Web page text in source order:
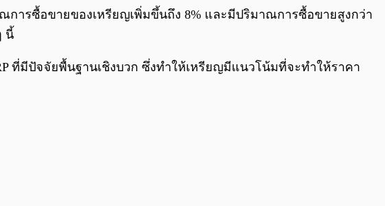
การซื้อขายของเหรียญเพิ่มขึ้นถึง 8% และมีปริมาณการซื้อขายสูงกว่า
นี้
ที่มีปัจจัยพื้นฐานเชิงบวก ซึ่งทำให้เหรียญมีแนวโน้มที่จะทำให้ราคา